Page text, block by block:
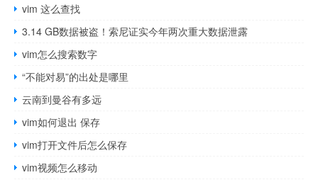
vim 这么查找
3.14 GB数据被盗！索尼证实今年两次重大数据泄露
vim怎么搜索数字
“不能对易”的出处是哪里
云南到曼谷有多远
vim如何退出 保存
vim打开文件后怎么保存
vim视频怎么移动